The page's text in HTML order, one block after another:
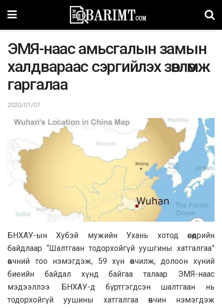
ЭМЯ-наас амьсгалын замын
халдвараас сэргийлэх зөвлөмж
гаргалаа
2020/01/07
БНХАУ-ын Хубэй мужийн Ухань хотод өнөөдрийн
байдлаар “Шалтгаан тодорхойгүй уушгины хатгалгаа”
өвчний тоо нэмэгдэж, 59 хүн өвчилж, долоон хүний
биеийн байдал хүнд байгаа талаар ЭМЯ-наас
мэдээллээ. БНХАУ-д бүртгэгдсэн шалтгаан нь
тодорхойгүй уушины хатгалгаа өвчин нэмэгдэж